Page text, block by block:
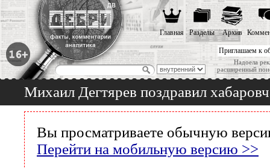
Приглашаем к
Надоела
расширенный
Главная Разделы Архив
Михаил Дегтярев поздравил
Вы просматриваете обычную
Перейти на мобильную версию >>